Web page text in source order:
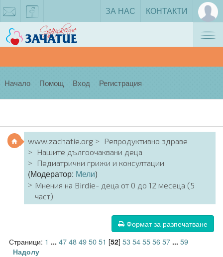
facebook
ЗА НАС КОНТАКТИ
Начало Помощ Вход Регистрация
www.zachatie.org
Репродуктивно здраве
Нашите дългоочаквани деца
Педиатрични грижи и консултации
(Модератор: Мели)
Мнения на Birdie- деца от 0 до 12 месеца (5
част)
Формат за разпечатване
Страници: 1 ... 4748495051 [52] 5354555657 ... 59
Надолу